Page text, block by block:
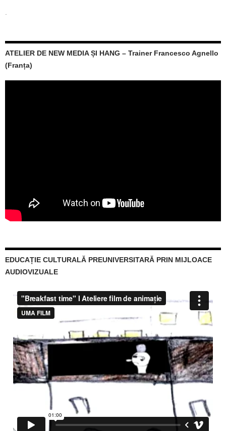
ATELIER DE NEW MEDIA ȘI HANG – Trainer Francesco Agnello
(Franța)
EDUCAȚIE CULTURALĂ PREUNIVERSITARĂ PRIN MIJLOACE
AUDIOVIZUALE